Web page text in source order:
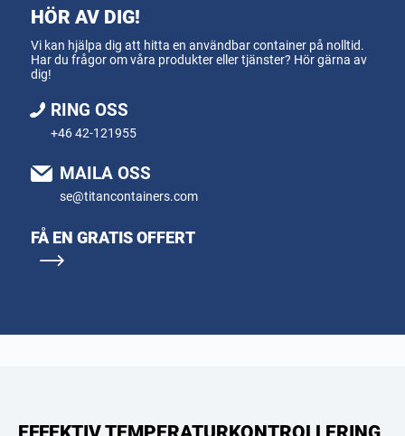
HÖR AV DIG!
Vi kan hjälpa dig att hitta en användbar container på nolltid.
Har du frågor om våra produkter eller tjänster? Hör gärna av
dig!
RING OSS
+46 42-121955
MAILA OSS
se@titancontainers.com
FÅ EN GRATIS OFFERT